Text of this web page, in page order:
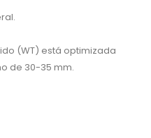
(WT) está optimizada
de 30-35 mm.